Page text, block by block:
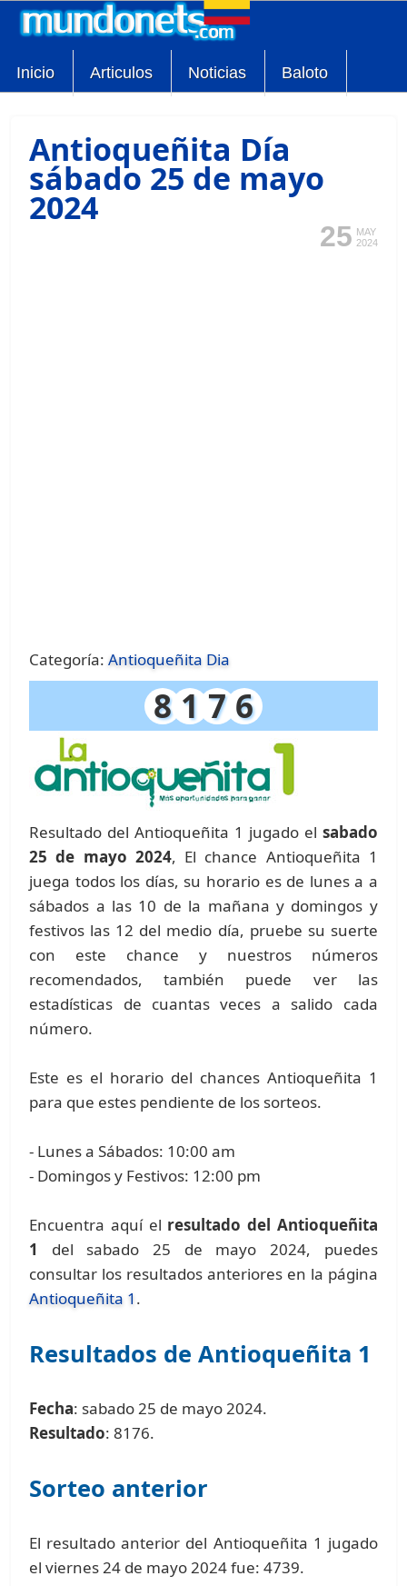
Inicio Articulos Noticias Baloto
Antioqueñita Día
sábado 25 de mayo
2024
25 MAY
2024
Categoría:Antioqueñita Dia
8 1 7 6
Resultado del Antioqueñita 1 jugado el sabado
25 de mayo 2024, El chance Antioqueñita 1
juega todos los días, su horario es de lunes a a
sábados a las 10 de la mañana y domingos y
festivos las 12 del medio día, pruebe su suerte
con este chance y nuestros números
recomendados, también puede ver las
estadísticas de cuantas veces a salido cada
número.
Este es el horario del chances Antioqueñita 1
para que estes pendiente de los sorteos.
- Lunes a Sábados: 10:00 am
- Domingos y Festivos: 12:00 pm
Encuentra aquí el resultado del Antioqueñita
1
del sabado 25 de mayo 2024, puedes
consultar los resultados anteriores en la página
Antioqueñita 1.
Resultados de Antioqueñita 1
Fecha: sabado 25 de mayo 2024.
Resultado: 8176.
Sorteo anterior
El resultado anterior del Antioqueñita 1 jugado
el viernes 24 de mayo 2024 fue: 4739.